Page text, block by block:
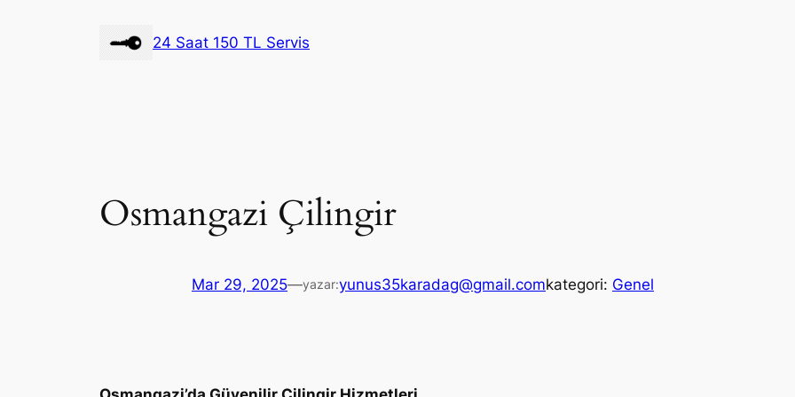
24 Saat 150 TL Servis
Osmangazi Çilingir
Mar 29, 2025—yazar:yunus35karadag@gmail.comkategori: Genel